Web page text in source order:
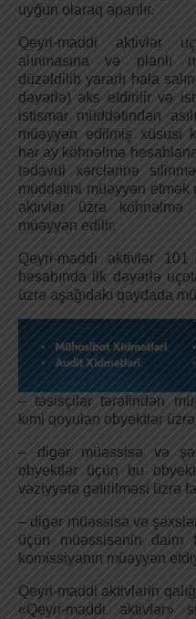
uyğun olaraq aparılır.
Qeyri-maddi aktivlər
alınmasına və planlı
düzəldilib yararlı hala
dəyərlə) əks etdirilir və
istismar müddətindən
müəyyən edilmiş xüsusi
hər ay köhnəlmə
tədavül xərclərinə
müddətini müəyyən etmək
aktivlər üzrə
müəyyən edilir.
Qeyri-maddi aktivlər
hesabında ilk dəyərlə
üzrə aşağıdakı qaydada
– təsisçilər tərəfindən
kimi qoyulan obyektlər üzrə
– digər müəssisə və
obyektlər üçün bu
vəziyyətə gətirilməsi üzrə
– digər müəssisə və
üçün müəssisənin daim
komissiyanın müəyyən
Qeyri-maddi aktivlərin
«Qeyri-maddi aktivlər»